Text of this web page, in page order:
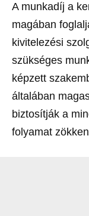
A munkadíj a
magában
kivitelezési
szükséges
képzett
általában
biztosítják a
folyamat